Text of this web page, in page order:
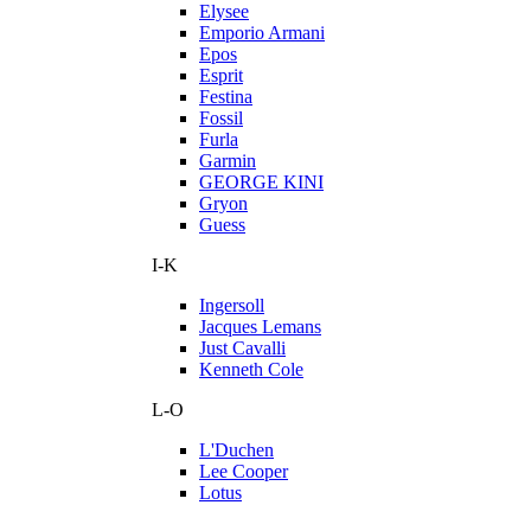
Elysee
Emporio Armani
Epos
Esprit
Festina
Fossil
Furla
Garmin
GEORGE KINI
Gryon
Guess
I-K
Ingersoll
Jacques Lemans
Just Cavalli
Kenneth Cole
L-O
L'Duchen
Lee Cooper
Lotus